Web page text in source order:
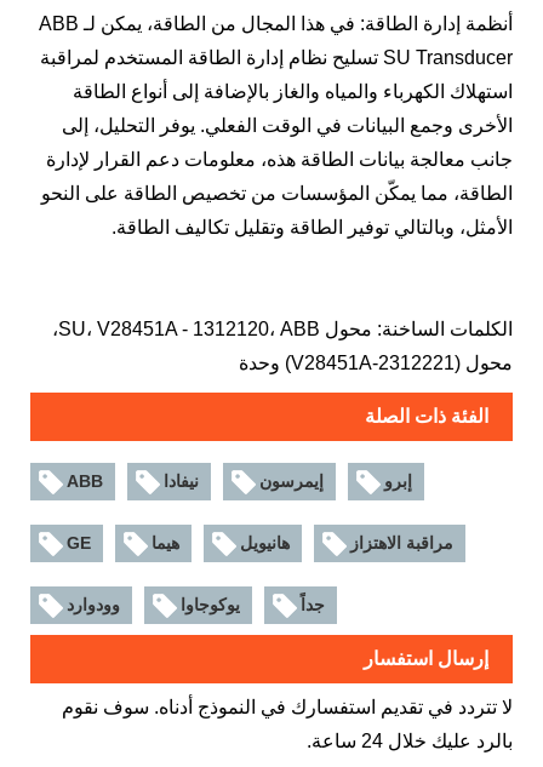
أنظمة إدارة الطاقة: في هذا المجال من الطاقة، يمكن لـ ABB
SU Transducer تسليح نظام إدارة الطاقة المستخدم لمراقبة
استهلاك الكهرباء والمياه والغاز بالإضافة إلى أنواع الطاقة
الأخرى وجمع البيانات في الوقت الفعلي. يوفر التحليل، إلى
جانب معالجة بيانات الطاقة هذه، معلومات دعم القرار لإدارة
الطاقة، مما يمكّن المؤسسات من تخصيص الطاقة على النحو
الأمثل، وبالتالي توفير الطاقة وتقليل تكاليف الطاقة.
الكلمات الساخنة: محول SU، V28451A - 1312120، ABB،
محول (V28451A-2312221) وحدة
الفئة ذات الصلة
ABB نيفادا إيمرسون إبرو
GE هيما هانيويل مراقبة الاهتزاز
وودوارد يوكوجاوا جداً
إرسال استفسار
لا تتردد في تقديم استفسارك في النموذج أدناه. سوف نقوم
بالرد عليك خلال 24 ساعة.